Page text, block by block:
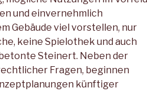
und einvernehmlich
Gebäude viel vorstellen, nur
keine Spielothek und auch
Steinert. Neben der
Fragen, beginnen
künftiger